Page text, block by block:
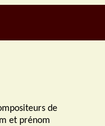
de
et prénom